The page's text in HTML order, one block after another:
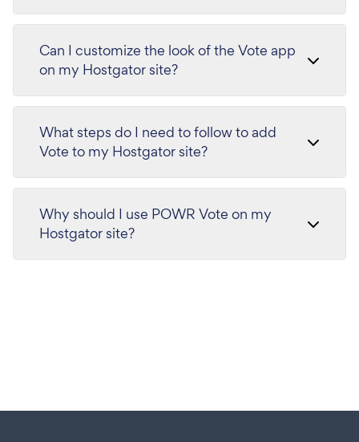
Can I customize the look of the Vote app
on my Hostgator site?
What steps do I need to follow to add
Vote to my Hostgator site?
Why should I use POWR Vote on my
Hostgator site?